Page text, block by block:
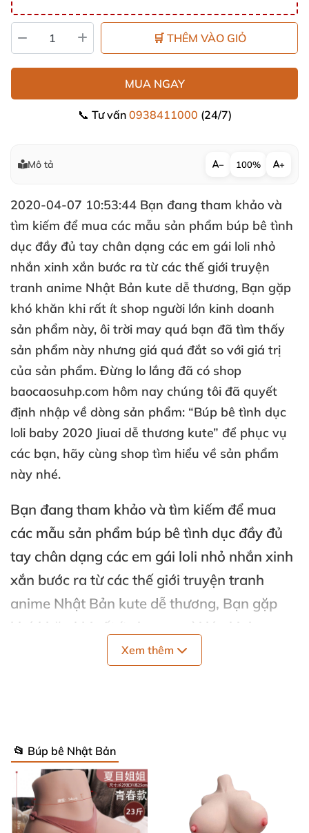
🛒 THÊM VÀO GIỎ
MUA NGAY
📞 Tư vấn 0938411000 (24/7)
Mô tả − 100% +
2020-04-07 10:53:44 Bạn đang tham khảo và
tìm kiếm để mua các mẫu sản phẩm búp bê tình
dục đầy đủ tay chân dạng các em gái loli nhỏ
nhắn xinh xắn bước ra từ các thế giới truyện
tranh anime Nhật Bản kute dễ thương, Bạn gặp
khó khăn khi rất ít shop người lớn kinh doanh
sản phẩm này, ôi trời may quá bạn đã tìm thấy
sản phẩm này nhưng giá quá đắt so với giá trị
của sản phẩm. Đừng lo lắng đã có shop
baocaosuhp.com hôm nay chúng tôi đã quyết
định nhập về dòng sản phẩm: “Búp bê tình dục
loli baby 2020 Jiuai dễ thương kute” để phục vụ
các bạn, hãy cùng shop tìm hiểu về sản phẩm
này nhé.
Bạn đang tham khảo và tìm kiếm để mua
các mẫu sản phẩm búp bê tình dục đầy đủ
tay chân dạng các em gái loli nhỏ nhắn xinh
xắn bước ra từ các thế giới truyện tranh
anime Nhật Bản kute dễ thương, Bạn gặp
khó khăn khi rất ít shop người lớn kinh
doanh sản phẩm này, ôi trời may quá bạn đã
đã quyết định nhập về dòng sản phẩm: “Búp
bê tình dục loli baby 2020 Jiuai dễ thương
kute” để phục vụ các bạn, hãy cùng shop
tìm hiểu về sản phẩm này nhé.
Xem thêm
📂 Búp bê Nhật Bản